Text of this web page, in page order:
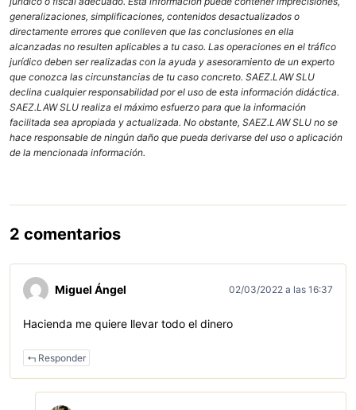
n
t
o
*
generalizaciones, simplificaciones, contenidos desactualizados o
directamente errores que conlleven que las conclusiones en ella
alcanzadas no resulten aplicables a tu caso. Las operaciones en el tráfico
jurídico deben ser realizadas con la ayuda y asesoramiento de un experto
que conozca las circunstancias de tu caso concreto. SAEZ.LAW SLU
declina cualquier responsabilidad por el uso de esta información didáctica.
SAEZ.LAW SLU realiza el máximo esfuerzo para que la información
facilitada sea apropiada y actualizada. No obstante, SAEZ.LAW SLU no se
hace responsable de ningún daño que pueda derivarse del uso o aplicación
de la mencionada información.
2 comentarios
Miguel Ángel 02/03/2022 a las 16:37
Hacienda me quiere llevar todo el dinero
Responder